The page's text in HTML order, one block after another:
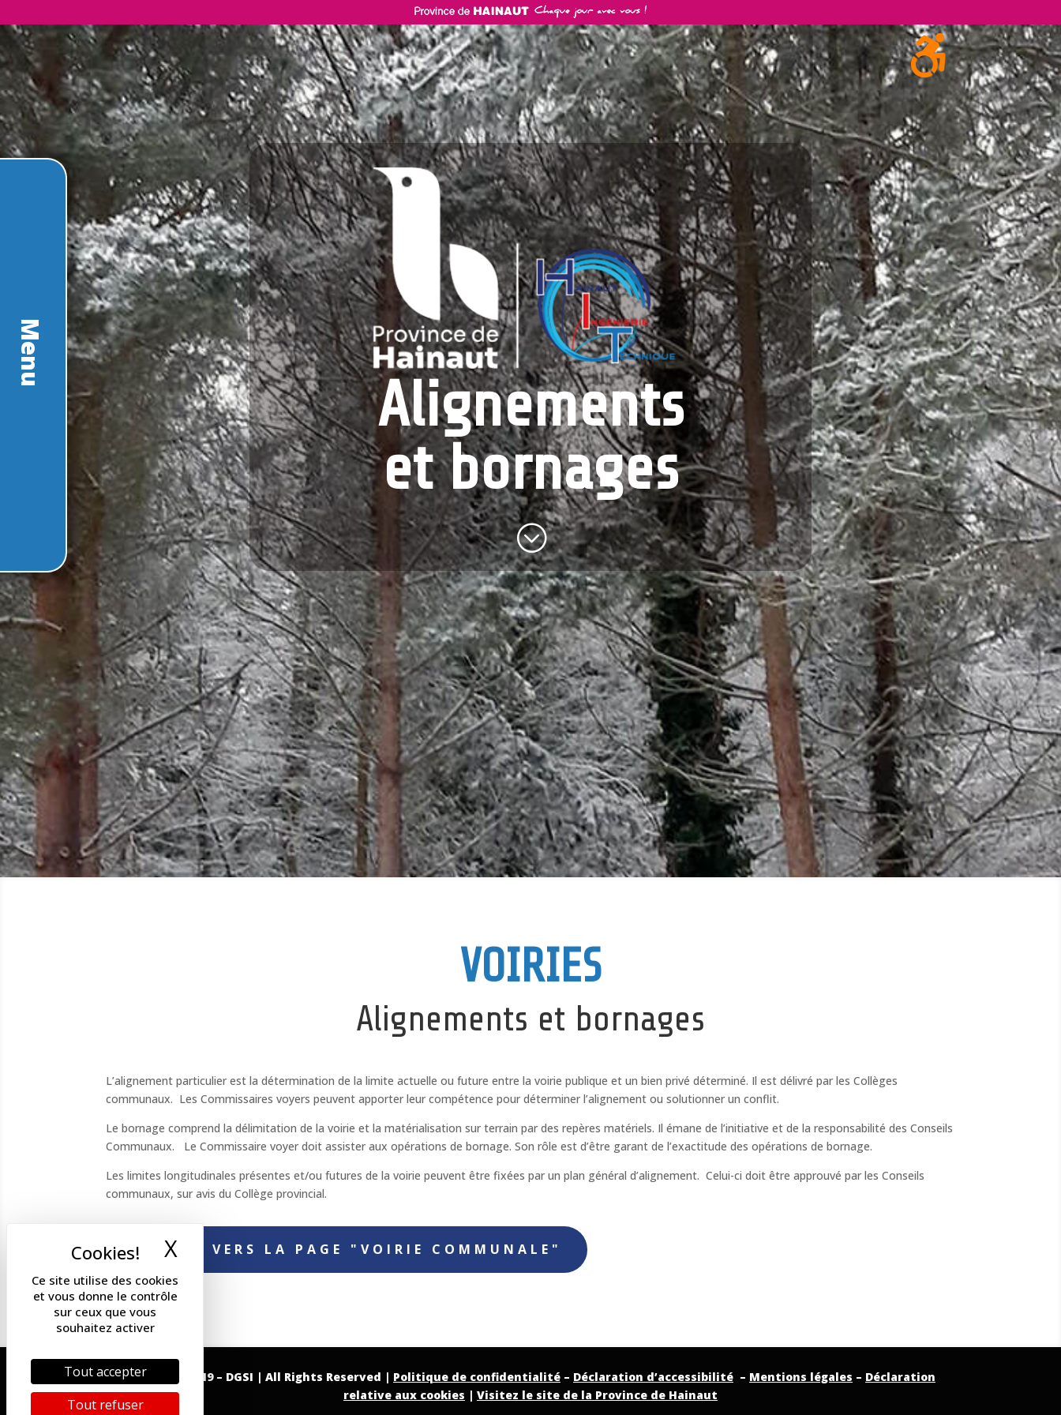
Ce site utilise des cookies
et vous donne le contrôle
sur ceux que vous
souhaitez activer
Tout accepter
Tout refuser
X Masquer le bandeau des cookies
Menu
Alignements
et bornages
;
VOIRIES
Alignements et bornages
L’alignement particulier est la détermination de la limite actuelle ou future entre la voirie publique et un bien privé déterminé. Il est délivré par les Collèges
communaux. Les Commissaires voyers peuvent apporter leur compétence pour déterminer l’alignement ou solutionner un conflit.
Le bornage comprend la délimitation de la voirie et la matérialisation sur terrain par des repères matériels. Il émane de l’initiative et de la responsabilité des Conseils
Communaux. Le Commissaire voyer doit assister aux opérations de bornage. Son rôle est d’être garant de l’exactitude des opérations de bornage.
Les limites longitudinales présentes et/ou futures de la voirie peuvent être fixées par un plan général d’alignement. Celui-ci doit être approuvé par les Conseils
communaux, sur avis du Collège provincial.
RETOUR VERS LA PAGE "VOIRIE COMMUNALE"
Copyright 2019 – DGSI | All Rights Reserved | Politique de confidentialité – Déclaration d’accessibilité – Mentions légales – Déclaration
relative aux cookies | Visitez le site de la Province de Hainaut